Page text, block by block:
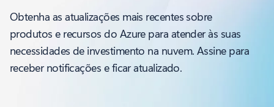
Obtenha as atualizações mais recentes sobre
produtos e recursos do Azure para atender às suas
necessidades de investimento na nuvem. Assine para
receber notificações e ficar atualizado.